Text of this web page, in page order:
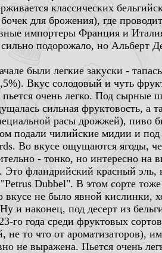
классических
для брожения), где
импортеры Франция и
подорожало, но Альберт Де
были легкие закуски -
Вкус солодовый и чуть
очень легко. Под
сильная фруктовость, а
расы дрожжей), пиво
подали чилийские мидии и
Во вкусе ощущаются ягоды,
- тонко, но интересно
фландрийский красный эль,
Dubbel". В этом сорте
не было явной кислинки,
и наконец, под десерт из
го года среди фруктовых
то что от ароматизаторов),
не выражена. Пьется очень